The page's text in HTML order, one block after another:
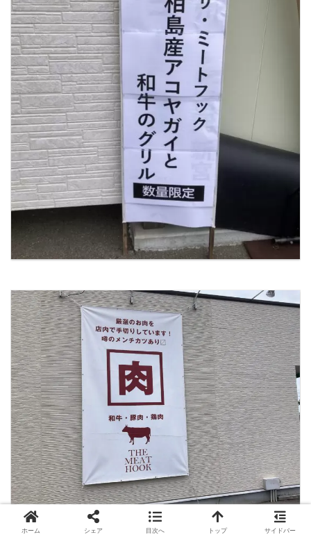
ホーム シェア 目次へ トップ サイドバー